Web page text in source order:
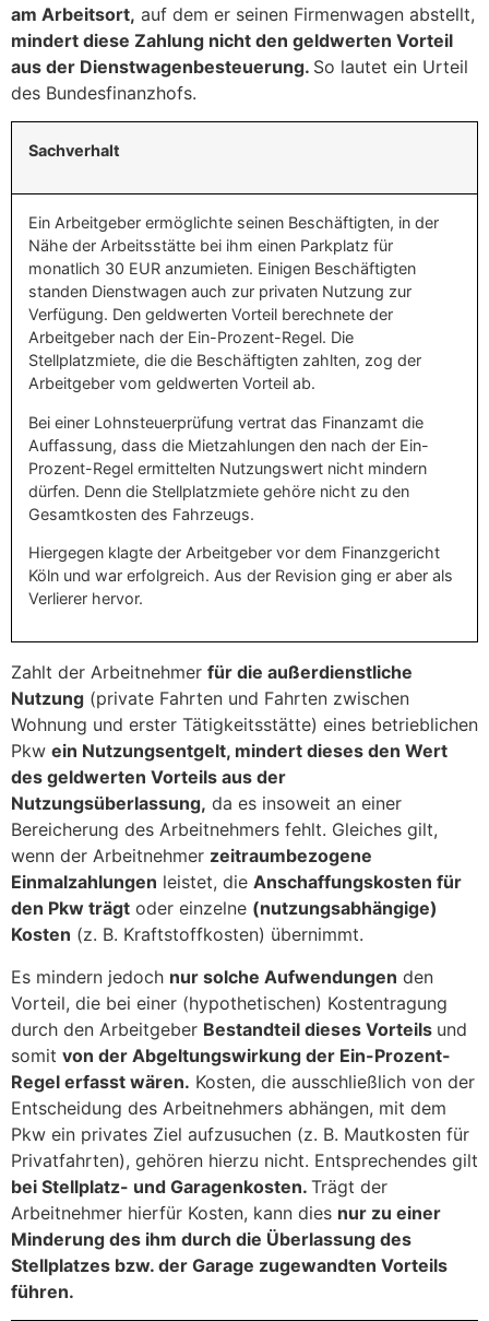
am Arbeitsort, auf dem er seinen Firmenwagen abstellt,
mindert diese Zahlung nicht den geldwerten Vorteil
aus der Dienstwagenbesteuerung. So lautet ein Urteil
des Bundesfinanzhofs.
Sachverhalt
Ein Arbeitgeber ermöglichte seinen Beschäftigten, in der
Nähe der Arbeitsstätte bei ihm einen Parkplatz für
monatlich 30 EUR anzumieten. Einigen Beschäftigten
standen Dienstwagen auch zur privaten Nutzung zur
Verfügung. Den geldwerten Vorteil berechnete der
Arbeitgeber nach der Ein-Prozent-Regel. Die
Stellplatzmiete, die die Beschäftigten zahlten, zog der
Arbeitgeber vom geldwerten Vorteil ab.
Bei einer Lohnsteuerprüfung vertrat das Finanzamt die
Auffassung, dass die Mietzahlungen den nach der Ein-
Prozent-Regel ermittelten Nutzungswert nicht mindern
dürfen. Denn die Stellplatzmiete gehöre nicht zu den
Gesamtkosten des Fahrzeugs.
Hiergegen klagte der Arbeitgeber vor dem Finanzgericht
Köln und war erfolgreich. Aus der Revision ging er aber als
Verlierer hervor.
Zahlt der Arbeitnehmer für die außerdienstliche
Nutzung (private Fahrten und Fahrten zwischen
Wohnung und erster Tätigkeitsstätte) eines betrieblichen
Pkw ein Nutzungsentgelt, mindert dieses den Wert
des geldwerten Vorteils aus der
Nutzungsüberlassung, da es insoweit an einer
Bereicherung des Arbeitnehmers fehlt. Gleiches gilt,
wenn der Arbeitnehmer zeitraumbezogene
Einmalzahlungen leistet, die Anschaffungskosten für
den Pkw trägt oder einzelne (nutzungsabhängige)
Kosten (z. B. Kraftstoffkosten) übernimmt.
Es mindern jedoch nur solche Aufwendungen den
Vorteil, die bei einer (hypothetischen) Kostentragung
durch den Arbeitgeber Bestandteil dieses Vorteils und
somit von der Abgeltungswirkung der Ein-Prozent-
Regel erfasst wären. Kosten, die ausschließlich von der
Entscheidung des Arbeitnehmers abhängen, mit dem
Pkw ein privates Ziel aufzusuchen (z. B. Mautkosten für
Privatfahrten), gehören hierzu nicht. Entsprechendes gilt
bei Stellplatz- und Garagenkosten. Trägt der
Arbeitnehmer hierfür Kosten, kann dies nur zu einer
Minderung des ihm durch die Überlassung des
Stellplatzes bzw. der Garage zugewandten Vorteils
führen.